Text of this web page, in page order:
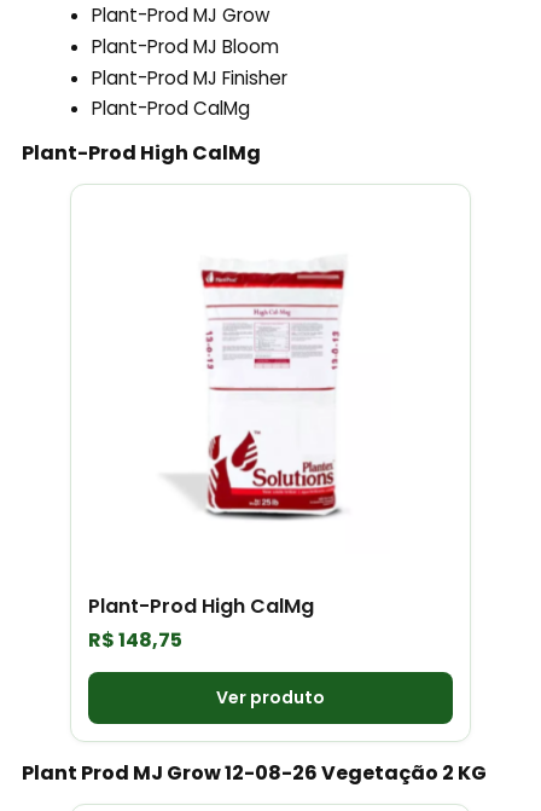
Plant-Prod MJ Grow
Plant-Prod MJ Bloom
Plant-Prod MJ Finisher
Plant-Prod CalMg
Plant-Prod High CalMg
Plant-Prod High CalMg
R$148,75
Ver produto
Plant Prod MJ Grow 12-08-26 Vegetação 2 KG